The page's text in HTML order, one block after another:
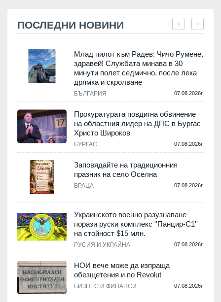
ПОСЛЕДНИ НОВИНИ
Млад пилот към Радев: Чичо Румене,
здравей! Службата минава в 30
минути полет седмично, после лека
дрямка и скролване
БЪЛГАРИЯ 07.08.2026г.
Прокуратурата повдигна обвинение
на областния лидер на ДПС в Бургас
Христо Широков
БУРГАС 07.08.2026г.
Заповядайте на традиционния
празник на село Оселна
ВРАЦА 07.08.2026г.
Украинското военно разузнаване
порази руски комплекс ''Панцир-С1''
на стойност $15 млн.
РУСИЯ И УКРАЙНА 07.08.2026г.
НОИ вече може да изпраща
обезщетения и по Revolut
БИЗНЕС И ФИНАНСИ 07.08.2026г.